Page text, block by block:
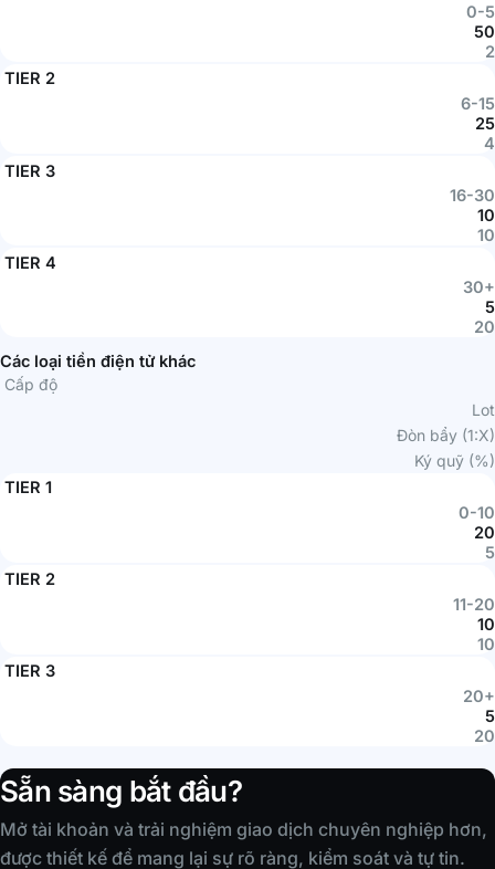
0-5
50
2
TIER 2
6-15
25
4
TIER 3
16-30
10
10
TIER 4
30+
5
20
Các loại tiền điện tử khác
Cấp độ
Lot
Đòn bẩy (1:X)
Ký quỹ (%)
TIER 1
0-10
20
5
TIER 2
11-20
10
10
TIER 3
20+
5
20
Sẵn sàng bắt đầu?
Mở tài khoản và trải nghiệm giao dịch chuyên nghiệp hơn,
được thiết kế để mang lại sự rõ ràng, kiểm soát và tự tin.